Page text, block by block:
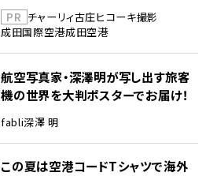
PR チャーリィ古庄ヒコーキ撮影
成田国際空港成田空港
航空写真家・深澤明が写し出す旅客
機の世界を大判ポスターでお届け！
fabli深澤 明
この夏は空港コードTシャツで海外